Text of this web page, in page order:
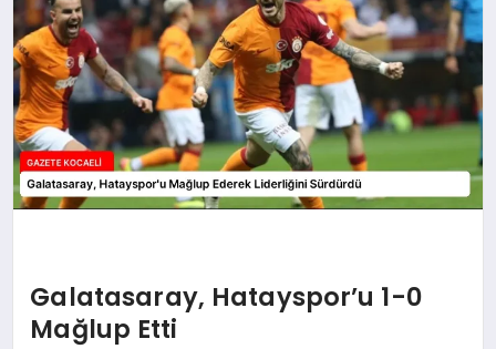
SAĞLIK
EĞITIM
Galatasaray, Hatayspor’u 1-0
Mağlup Etti